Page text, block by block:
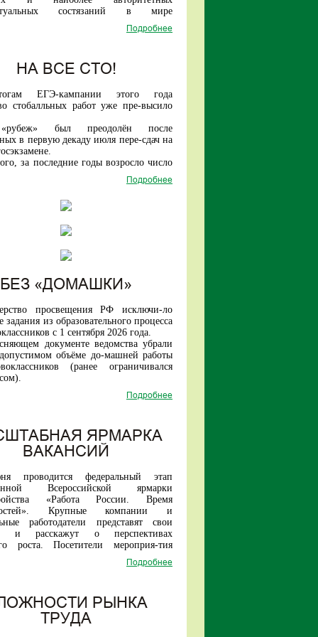
на рынке труда без доучивания
отделения университе-тов-
более 40 тысяч абитуриентов.
состязаний в мире
среди участников из более чем 100
Подробнее
НА ВСЕ СТО!
ЕГЭ-кампании этого года
стобалльных работ уже пре-высило
был преодолён после
в первую декаду июля пере-сдач на
за последние годы возросло число
набирающих по трем предметам
Подробнее
БЕЗ «ДОМАШКИ»
просвещения РФ исключи-ло
из образовательного процесса
с 1 сентября 2026 года.
документе ведомства убрали
объёме до-машней работы
(ранее ограничивался
образом, прежняя инициатива Ин-
стратегии развития образова-ния по
в первых классах российских школ
проходить без домашней нагрузки.
Подробнее
ЯРМАРКА
ВАКАНСИЙ
проводится федеральный этап
Всероссийской ярмарки
«Работа России. Время
». Крупные компании и
работодатели представят свои
и расскажут о перспективах
роста. Посетители мероприя-тия
работу как в рамках своего
соиска-телей.
многие предприятия принимают на
обучение в собственных учебных
Подробнее
РЫНКА
ТРУДА